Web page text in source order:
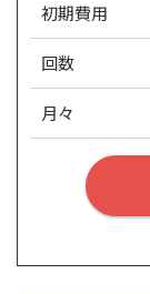
初期費用
回数
月々